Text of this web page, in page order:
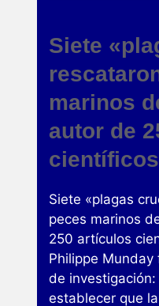
Siete
marinos
autor de
científicos
Siete «plagas
peces marinos
250 artículos
Philippe
de
establecer que